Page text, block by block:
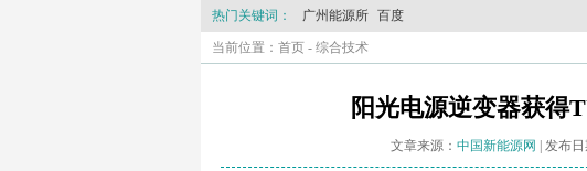
热门关键词： 广州能源所 百度
当前位置： 首页 - 综合技术
阳光电源逆变器获得
文章来源： 中国新能源网 | 发布日